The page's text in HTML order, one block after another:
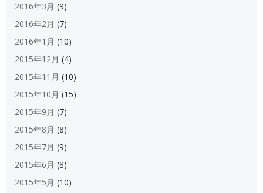
2016年3月 (9)
2016年2月 (7)
2016年1月 (10)
2015年12月 (4)
2015年11月 (10)
2015年10月 (15)
2015年9月 (7)
2015年8月 (8)
2015年7月 (9)
2015年6月 (8)
2015年5月 (10)